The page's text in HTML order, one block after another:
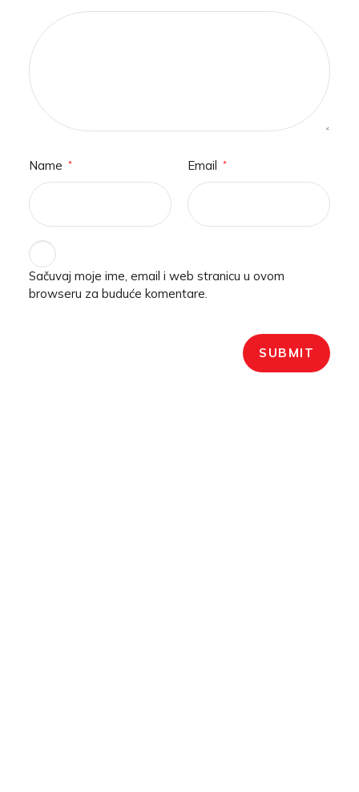
Name * Email *
Sačuvaj moje ime, email i web stranicu u ovom
browseru za buduće komentare.